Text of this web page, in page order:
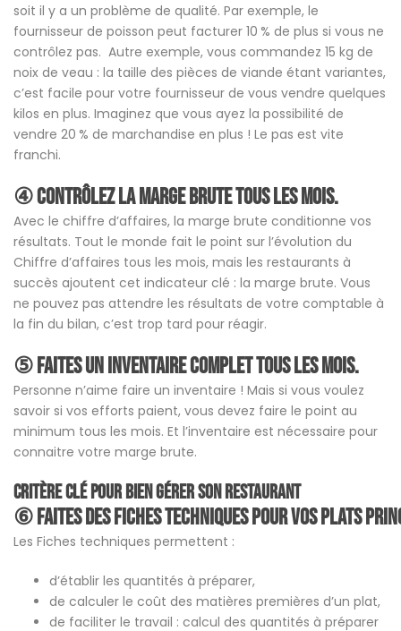
soit il y a un problème de qualité. Par exemple, le
fournisseur de poisson peut facturer 10 % de plus si vous ne
contrôlez pas. Autre exemple, vous commandez 15 kg de
noix de veau : la taille des pièces de viande étant variantes,
c’est facile pour votre fournisseur de vous vendre quelques
kilos en plus. Imaginez que vous ayez la possibilité de
vendre 20 % de marchandise en plus ! Le pas est vite
franchi.
④ Contrôlez lamarge brutetous les mois.
Avec le chiffre d’affaires, la marge brute conditionne vos
résultats. Tout le monde fait le point sur l’évolution du
Chiffre d’affaires tous les mois, mais les restaurants à
succès ajoutent cet indicateur clé : la marge brute. Vous
ne pouvez pas attendre les résultats de votre comptable à
la fin du bilan, c’est trop tard pour réagir.
⑤ Faites uninventairecomplet tous les mois.
Personne n’aime faire un inventaire ! Mais si vous voulez
savoir si vos efforts paient, vous devez faire le point au
minimum tous les mois. Et l’inventaire est nécessaire pour
connaitre votre marge brute.
Critère clé pour bien gérer son restaurant
⑥ Faites desfiches techniquespour vos plats
Les Fiches techniques permettent :
d’établir les quantités à préparer,
de calculer le coût des matières premières d’un plat,
de faciliter le travail : calcul des quantités à préparer